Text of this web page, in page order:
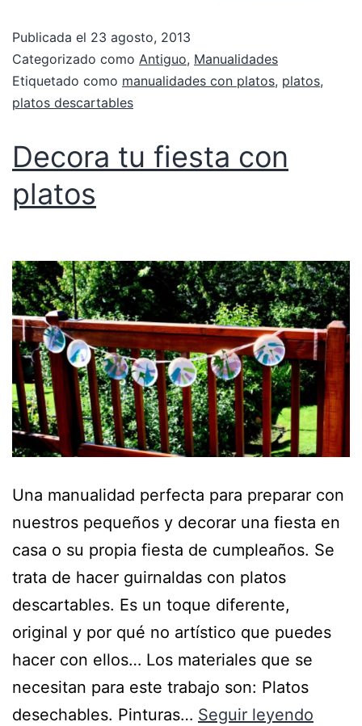
Publicada el 23 agosto, 2013
Categorizado como Antiguo, Manualidades
Etiquetado como manualidades con platos, platos,
platos descartables
Decora tu fiesta con
platos
Una manualidad perfecta para preparar con
nuestros pequeños y decorar una fiesta en
casa o su propia fiesta de cumpleaños. Se
trata de hacer guirnaldas con platos
descartables. Es un toque diferente,
original y por qué no artístico que puedes
hacer con ellos… Los materiales que se
necesitan para este trabajo son: Platos
desechables. Pinturas… Seguir leyendo